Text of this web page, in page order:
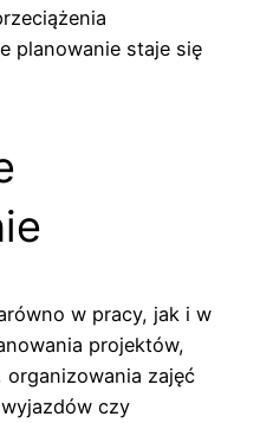
planowanie staje się
w pracy, jak i w
projektów,
organizowania zajęć
czy